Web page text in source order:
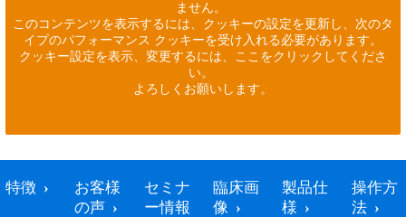
ません。
このコンテンツを表示するには、クッキーの設定を更新し、次のタ
イプのパフォーマンス クッキーを受け入れる必要があります。
クッキー設定を表示、変更するには、ここをクリックしてくださ
い。
よろしくお願いします。
特徴
お客様
の声
セミナ
ー情報
臨床画
像
製品仕
様
操作方
法